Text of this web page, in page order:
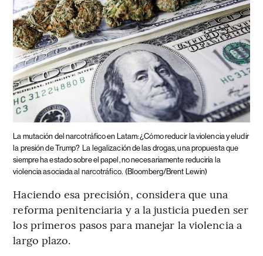
La mutación del narcotráfico en Latam: ¿Cómo reducir la violencia y eludir
la presión de Trump?
La legalización de las drogas, una propuesta que
siempre ha estado sobre el papel, no necesariamente reduciría la
violencia asociada al narcotráfico. (Bloomberg/Brent Lewin)
Haciendo esa precisión, considera que una
reforma penitenciaria y a la justicia pueden ser
los primeros pasos para manejar la violencia a
largo plazo.